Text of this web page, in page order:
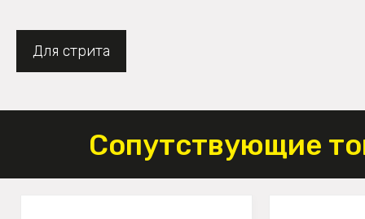
Для стрита
Сопутствующие